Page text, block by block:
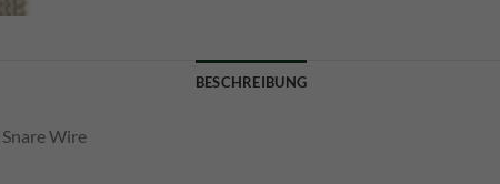
BESCHREIBUNG
Wire